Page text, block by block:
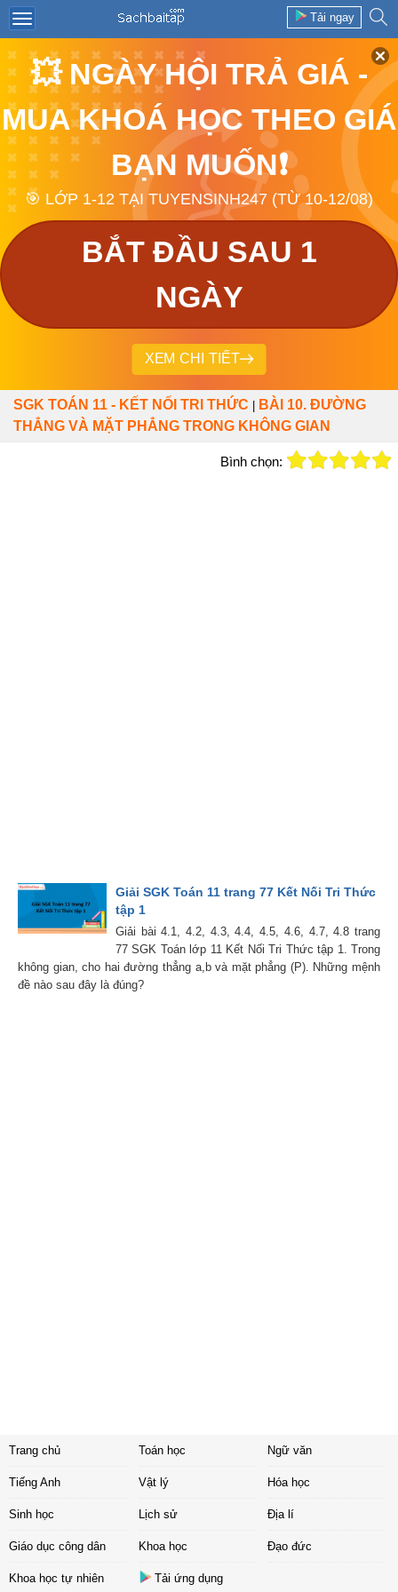
Tải ngay
💥 NGÀY HỘI TRẢ GIÁ -
MUA KHOÁ HỌC THEO GIÁ
BẠN MUỐN❗
🎯 LỚP 1-12 TẠI TUYENSINH247 (TỪ 10-12/08)
BẮT ĐẦU SAU 1
NGÀY
XEM CHI TIẾT
SGK TOÁN 11 - KẾT NỐI TRI THỨC
BÀI 10. ĐƯỜNG
THẲNG VÀ MẶT PHẲNG TRONG KHÔNG GIAN
Bình chọn:
Giải SGK Toán 11 trang 77 Kết Nối Tri Thức
tập 1
Giải bài 4.1, 4.2, 4.3, 4.4, 4.5, 4.6, 4.7, 4.8 trang
77 SGK Toán lớp 11 Kết Nối Tri Thức tập 1. Trong
không gian, cho hai đường thẳng a,b và mặt phẳng (P). Những mệnh
đề nào sau đây là đúng?
Trang chủ Toán học Ngữ văn
Tiếng Anh Vật lý Hóa học
Sinh học Lịch sử Địa lí
Giáo dục công dân Khoa học Đạo đức
Khoa học tự nhiên Tải ứng dụng